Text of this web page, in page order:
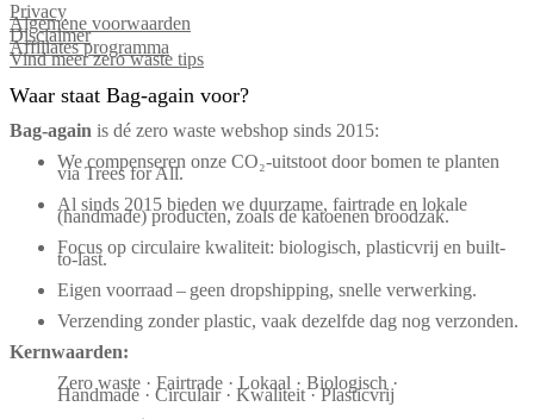
Privacy
Algemene voorwaarden
Disclaimer
Affiliates programma
Vind meer zero waste tips
Waar staat Bag-again voor?
Bag‑again is dé zero waste webshop sinds 2015:
We compenseren onze CO₂-uitstoot door bomen te planten
via Trees for All.
Al sinds 2015 bieden we duurzame, fairtrade en lokale
(handmade) producten, zoals de katoenen broodzak.
Focus op circulaire kwaliteit: biologisch, plasticvrij en built-
to-last.
Eigen voorraad – geen dropshipping, snelle verwerking.
Verzending zonder plastic, vaak dezelfde dag nog verzonden.
Kernwaarden:
Zero waste · Fairtrade · Lokaal · Biologisch ·
Handmade · Circulair · Kwaliteit · Plasticvrij